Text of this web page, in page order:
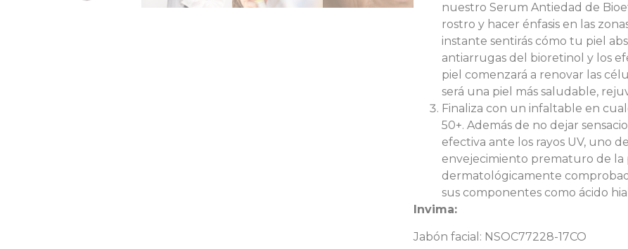
nuestro Serum Antiedad de
rostro y hacer énfasis en las
instante sentirás cómo tu piel
antiarrugas del bioretinol y los
piel comenzará a renovar las
será una piel más saludable,
Finaliza con un infaltable en
50+. Además de no dejar
efectiva ante los rayos UV, uno
envejecimiento prematuro de la
dermatológicamente
sus componentes como ácido
Invima:
Jabón facial: NSOC77228-17CO